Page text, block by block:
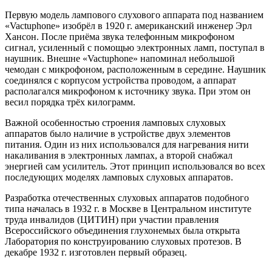
Первую модель лампового слухового аппарата под названием
«Vactuphone» изобрёл в 1920 г. американский инженер Эрл
Хансон. После приёма звука телефонным микрофоном
сигнал, усиленный с помощью электронных ламп, поступал в
наушник. Внешне «Vactuphone» напоминал небольшой
чемодан с микрофоном, расположенным в середине. Наушник
соединялся с корпусом устройства проводом, а аппарат
располагался микрофоном к источнику звука. При этом он
весил порядка трёх килограмм.
Важной особенностью строения ламповых слуховых
аппаратов было наличие в устройстве двух элементов
питания. Один из них использовался для нагревания нити
накаливания в электронных лампах, а второй снабжал
энергией сам усилитель. Этот принцип использовался во всех
последующих моделях ламповых слуховых аппаратов.
Разработка отечественных слуховых аппаратов подобного
типа началась в 1932 г. в Москве в Центральном институте
труда инвалидов (ЦИТИН) при участии правления
Всероссийского объединения глухонемых была открыта
Лаборатория по конструированию слуховых протезов. В
декабре 1932 г. изготовлен первый образец.